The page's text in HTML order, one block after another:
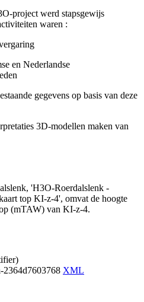
project werd stapsgewijs
waren :
en Nederlandse
gegevens op basis van deze
3D-modellen maken van
'H3O-Roerdalslenk -
top KI-z-4', omvat de hoogte
(mTAW) van KI-z-4.
2364d7603768 XML